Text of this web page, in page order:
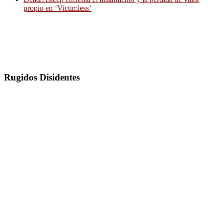
propio en ‘Victimless’
Rugidos Disidentes